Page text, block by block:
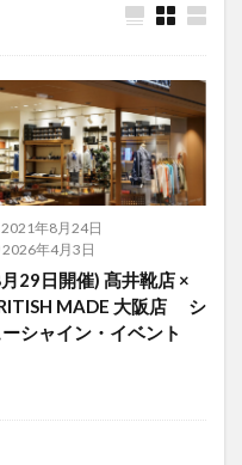
2021年8月24日
2026年4月3日
29日開催) 髙井靴店 ×
MADE 大阪店 シ
ーシャイン・イベント